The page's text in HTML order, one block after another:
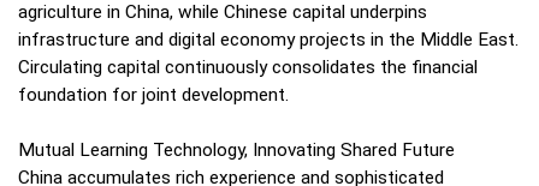
agriculture in China, while Chinese capital underpins
infrastructure and digital economy projects in the Middle East.
Circulating capital continuously consolidates the financial
foundation for joint development.
Mutual Learning Technology, Innovating Shared Future
China accumulates rich experience and sophisticated